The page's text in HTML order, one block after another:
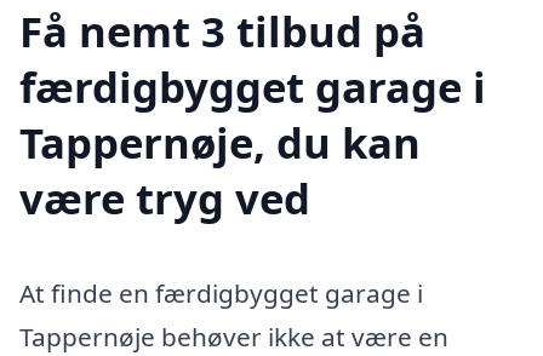
Få nemt 3 tilbud på
færdigbygget garage i
Tappernøje, du kan
være tryg ved
At finde en færdigbygget garage i
Tappernøje behøver ikke at være en